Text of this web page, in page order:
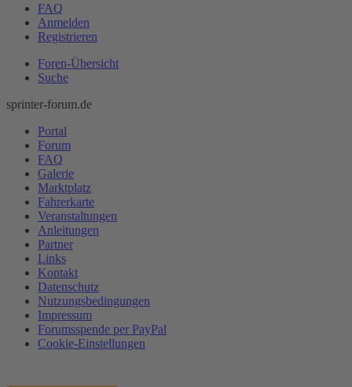
FAQ
Anmelden
Registrieren
Foren-Übersicht
Suche
sprinter-forum.de
Portal
Forum
FAQ
Galerie
Marktplatz
Fahrerkarte
Veranstaltungen
Anleitungen
Partner
Links
Kontakt
Datenschutz
Nutzungsbedingungen
Impressum
Forumsspende per PayPal
Cookie-Einstellungen